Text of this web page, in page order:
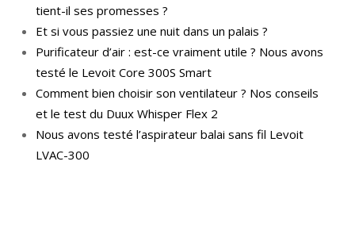
tient-il ses promesses ?
Et si vous passiez une nuit dans un palais ?
Purificateur d’air : est-ce vraiment utile ? Nous avons
testé le Levoit Core 300S Smart
Comment bien choisir son ventilateur ? Nos conseils
et le test du Duux Whisper Flex 2
Nous avons testé l’aspirateur balai sans fil Levoit
LVAC-300